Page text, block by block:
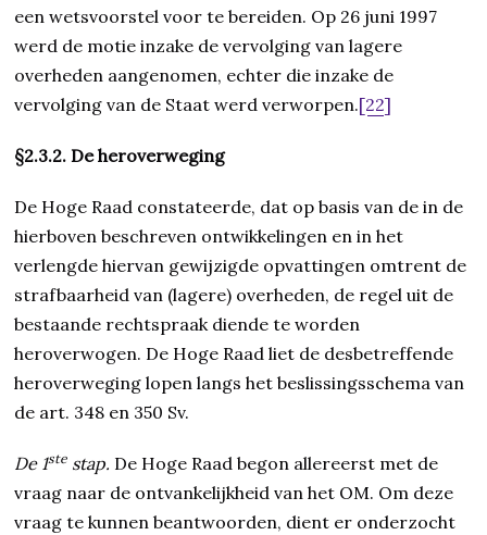
een wetsvoorstel voor te bereiden. Op 26 juni 1997
werd de motie inzake de vervolging van lagere
overheden aangenomen, echter die inzake de
vervolging van de Staat werd verworpen.[22]
§2.3.2. De heroverweging
De Hoge Raad constateerde, dat op basis van de in de
hierboven beschreven ontwikkelingen en in het
verlengde hiervan gewijzigde opvattingen omtrent de
strafbaarheid van (lagere) overheden, de regel uit de
bestaande rechtspraak diende te worden
heroverwogen. De Hoge Raad liet de desbetreffende
heroverweging lopen langs het beslissingsschema van
de art. 348 en 350 Sv.
De 1ste stap. De Hoge Raad begon allereerst met de
vraag naar de ontvankelijkheid van het OM. Om deze
vraag te kunnen beantwoorden, dient er onderzocht